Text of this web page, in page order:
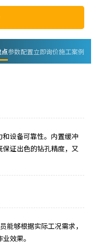
参数配置立即询价施工案例
设备可靠性。内置缓冲
证出色的钻孔精度，又
能够根据实际工况需求，
效果。